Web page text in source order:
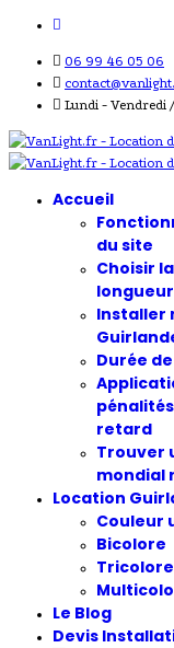
06 99 46 05 06
Lundi - Vendredi
Accueil
du site
Choisir
longueur
Installer
Durée
retard
Trouver
mondial
Location
Couleur
Bicolore
Tricolore
Le Blog
Devis